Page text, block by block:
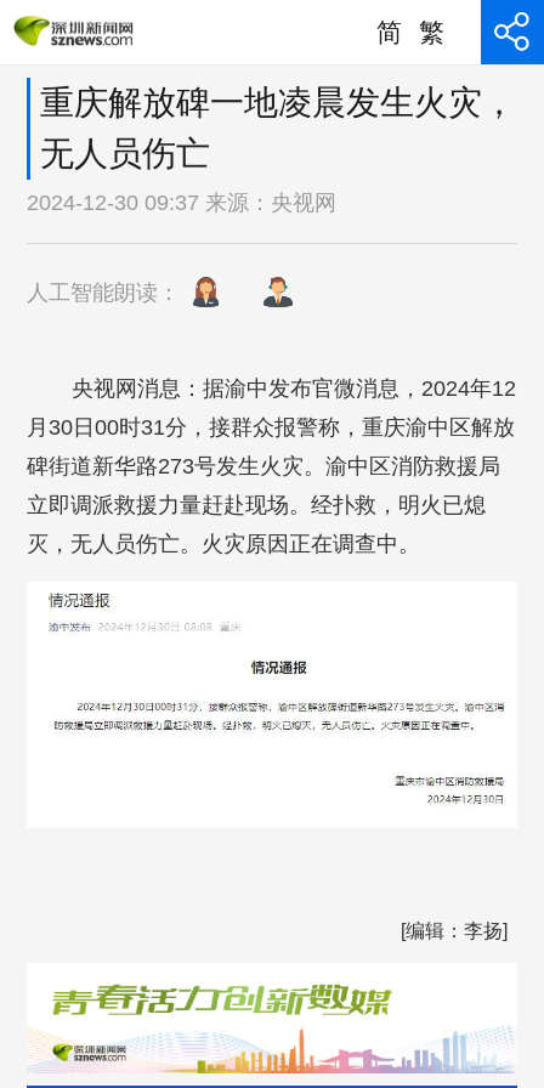
简 繁
重庆解放碑一地凌晨发生火灾，
无人员伤亡
2024-12-30 09:37 来源： 央视网
人工智能朗读：
央视网消息：据渝中发布官微消息，2024年12
月30日00时31分，接群众报警称，重庆渝中区解放
碑街道新华路273号发生火灾。渝中区消防救援局
立即调派救援力量赶赴现场。经扑救，明火已熄
灭，无人员伤亡。火灾原因正在调查中。
[编辑：李扬]